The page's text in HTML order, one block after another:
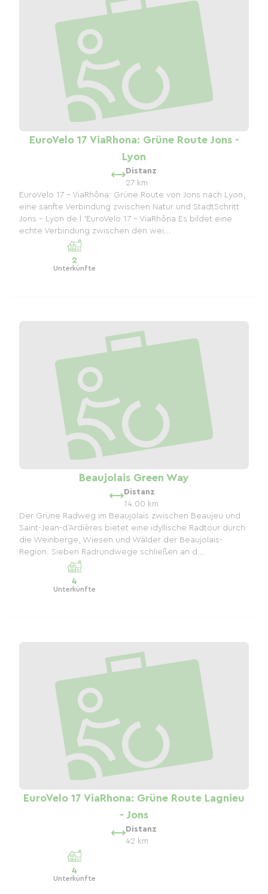
EuroVelo 17 ViaRhona: Grüne Route Jons -
Lyon
Distanz
27 km
EuroVelo 17 – ViaRhôna: Grüne Route von Jons nach Lyon,
eine sanfte Verbindung zwischen Natur und StadtSchritt
Jons – Lyon de l 'EuroVelo 17 – ViaRhôna Es bildet eine
echte Verbindung zwischen den wei...
2
Unterkünfte
Beaujolais Green Way
Distanz
14.00 km
Der Grüne Radweg im Beaujolais zwischen Beaujeu und
Saint-Jean-d'Ardières bietet eine idyllische Radtour durch
die Weinberge, Wiesen und Wälder der Beaujolais-
Region. Sieben Radrundwege schließen an d...
4
Unterkünfte
EuroVelo 17 ViaRhona: Grüne Route Lagnieu
- Jons
Distanz
42 km
4
Unterkünfte